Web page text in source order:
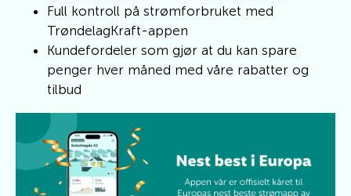
Full kontroll på strømforbruket med
TrøndelagKraft-appen
Kundefordeler som gjør at du kan spare
penger hver måned med våre rabatter og
tilbud